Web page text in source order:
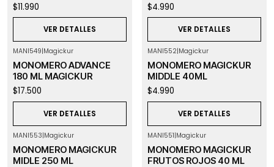
$11.990
VER DETALLES
$4.990
VER DETALLES
MANI549|Magickur
MONOMERO ADVANCE
180 ML MAGICKUR
$17.500
VER DETALLES
MANI552|Magickur
MONOMERO MAGICKUR
MIDDLE 40ML
$4.990
VER DETALLES
MANI553|Magickur
MONOMERO MAGICKUR
MIDLE 250 ML
MANI551|Magickur
MONOMERO MAGICKUR
FRUTOS ROJOS 40 ML